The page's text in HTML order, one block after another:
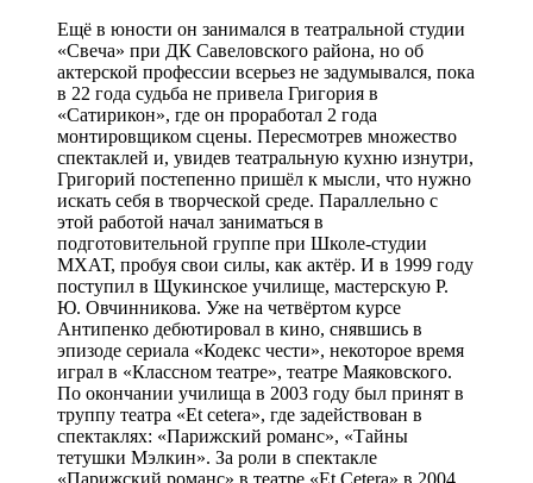
Ещё в юности он занимался в театральной студии
«Свеча» при ДК Савеловского района, но об
актерской профессии всерьез не задумывался, пока
в 22 года судьба не привела Григория в
«Сатирикон», где он проработал 2 года
монтировщиком сцены. Пересмотрев множество
спектаклей и, увидев театральную кухню изнутри,
Григорий постепенно пришёл к мысли, что нужно
искать себя в творческой среде. Параллельно с
этой работой начал заниматься в
подготовительной группе при Школе-студии
МХАТ, пробуя свои силы, как актёр. И в 1999 году
поступил в Щукинское училище, мастерскую Р.
Ю. Овчинникова. Уже на четвёртом курсе
Антипенко дебютировал в кино, снявшись в
эпизоде сериала «Кодекс чести», некоторое время
играл в «Классном театре», театре Маяковского.
По окончании училища в 2003 году был принят в
труппу театра «Et cetera», где задействован в
спектаклях: «Парижский романс», «Тайны
тетушки Мэлкин». За роли в спектакле
«Парижский романс» в театре «Et Cetera» в 2004